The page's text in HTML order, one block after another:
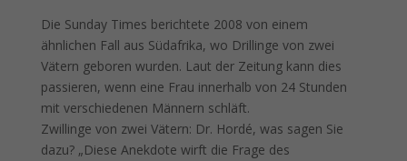
Die Sunday Times berichtete 2008 von einem
ähnlichen Fall aus Südafrika, wo Drillinge von zwei
Vätern geboren wurden. Laut der Zeitung kann dies
passieren, wenn eine Frau innerhalb von 24 Stunden
mit verschiedenen Männern schläft.
Zwillinge von zwei Vätern: Dr. Hordé, was sagen Sie
dazu? „Diese Anekdote wirft die Frage des